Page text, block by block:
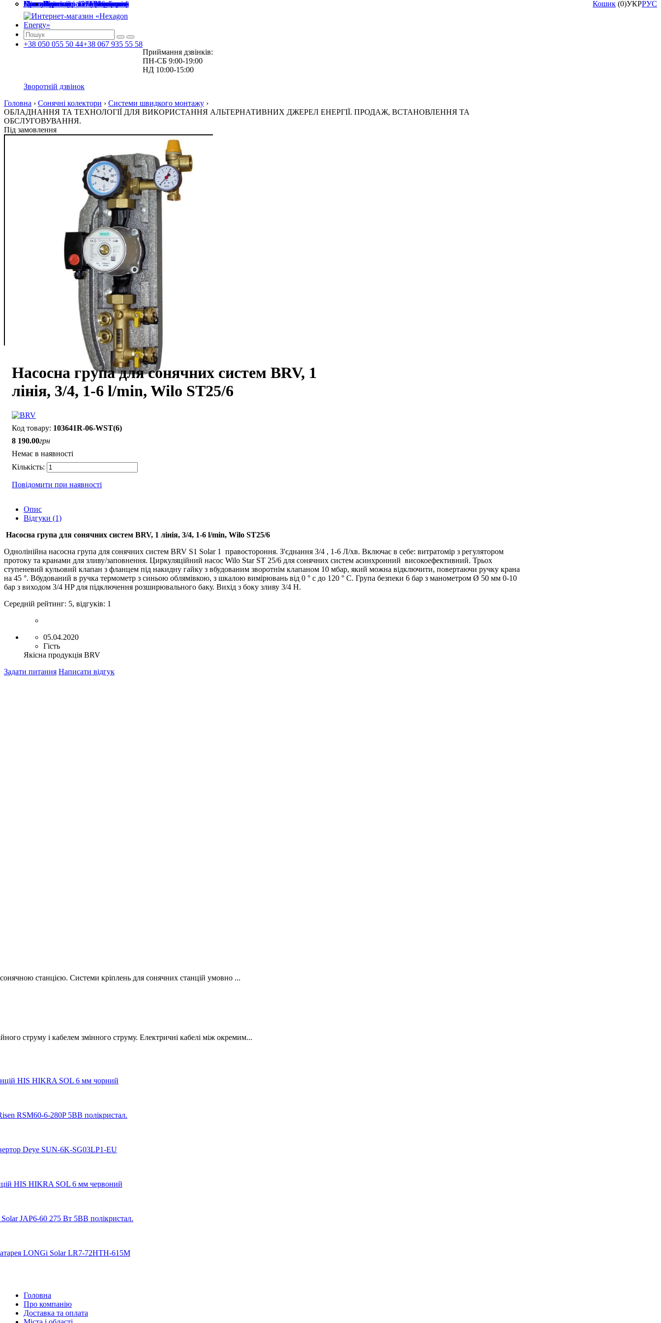
Головна
Про компанію
Доставка та оплата
Міста і області
Київ і Київська
Житомир і Житомирська
Чернігів і Чернігівська
Черкаси і Черкаська
Полтава і Полтавська
Вінниця і Вінницька
ПослугиЗелений тариф
Проектування та монтаж
Сервісне обслуговування
Статті
Контакти Кошик (0)УКРРУС
+38 050 055 50 44+38 067 935 55 58
Приймання дзвінків:
ПН-СБ 9:00-19:00
НД 10:00-15:00
Зворотній дзвінок
Головна › Сонячні колектори › Системи швидкого монтажу ›
ОБЛАДНАННЯ ТА ТЕХНОЛОГІЇ ДЛЯ ВИКОРИСТАННЯ АЛЬТЕРНАТИВНИХ ДЖЕРЕЛ ЕНЕРГІЇ. ПРОДАЖ, ВСТАНОВЛЕННЯ ТА
ОБСЛУГОВУВАННЯ.
Під замовлення
Насосна група для сонячних систем BRV, 1
лінія, 3/4, 1-6 l/min, Wilo ST25/6
103641R-06-WST(6)
8 190.00грн
Немає в наявності
Повідомити при наявності
Опис
Відгуки (1)
Насосна група для сонячних систем BRV, 1 лінія, 3/4, 1-6 l/min, Wilo ST25/6
Однолінійна насосна група для сонячних систем BRV S1 Solar 1
правостороння. З'єднання 3/4 , 1-6 Л/хв. Включає в себе: витратомір з регулятором
протоку та кранами для зливу/заповнення. Циркуляційний насос Wilo Star ST 25/6 для сонячних систем асинхронний високоефективний. Трьох
ступеневий кульовий клапан з фланцем під накидну гайку з вбудованим зворотнім клапаном 10 мбар, який можна відключити, повертаючи ручку крана
на 45 °. Вбудований в ручка термометр з синьою облямівкою, з шкалою вимірювань від 0 ° с до 120 ° C. Група безпеки 6 бар з манометром Ø 50 мм 0-10
бар з виходом 3/4 HP для підключення розширювального баку. Вихід з боку зливу 3/4 Н.
Середній рейтинг: 5, відгуків: 1
05.04.2020
Гість
Якісна продукція BRV
Задати питання Написати відгук
станцією. Системи кріплень для сонячних станцій умовно ...
струму і кабелем змінного струму. Електричні кабелі між окремим...
Головна
Про компанію
Доставка та оплата